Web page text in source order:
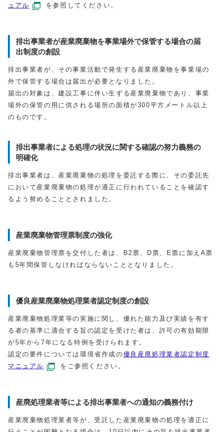
ュアル
を参照してください。
排出事業者が産業廃棄物を事業場外で保管する場合の届
出制度の創設
排出事業者が、その事業活動で発生する産業廃棄物を事業場の
外で保管する場合は届出が必要となりました。
届出の対象は、建設工事に伴い生ずる産業廃棄物であり、事業
場外の保管の用に供される場所の面積が300平方メートル以上
のものです。
排出事業者による処理の状況に関する確認の努力義務の
明確化
排出事業者は、産業廃棄物の処理を委託する際に、その委託先
において産業廃棄物の処理が適正に行われていることを確認す
るよう努めることとされました。
産業廃棄物管理票制度の強化
産業廃棄物管理票を交付した者は、B2票、D票、E票に加えA票
も5年間保管しなければならないこととなりました。
優良産業廃棄物処理業者認定制度の創設
産業廃棄物処理業等の実施に関し、優れた能力及び実績を有す
る者の基準に適合する旨の認定を受けた者は、許可の有効期限
が5年から7年になる特例を受けられます。
認定の要件については環境省作成の優良産廃処理業者認定制度
マニュアル
をご参照ください。
産廃処理業者等による排出事業者への通知の義務付け
産業廃棄物処理業者等が、受託した産業廃棄物の処理を適正に